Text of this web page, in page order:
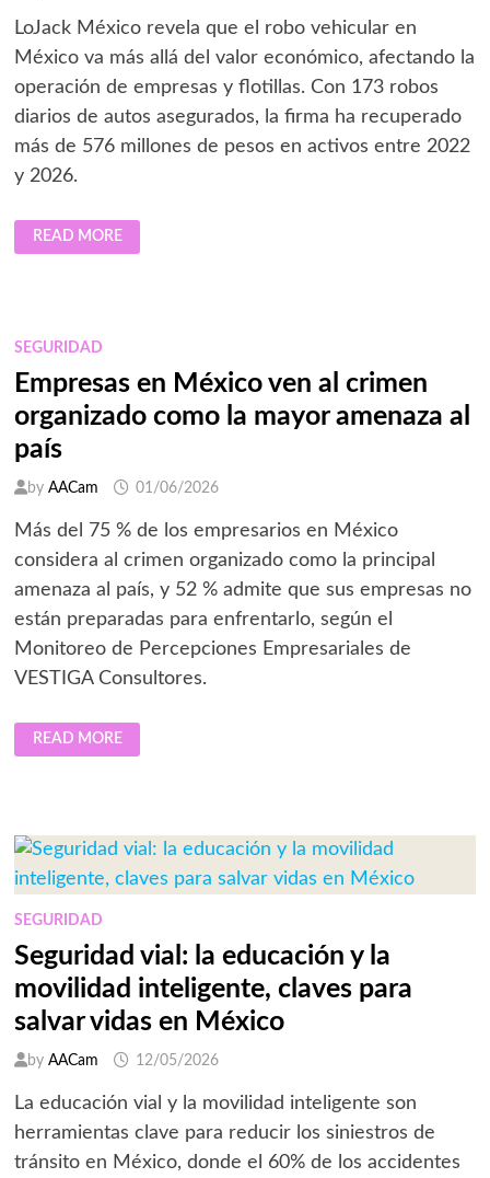
LoJack México revela que el robo vehicular en
México va más allá del valor económico, afectando la
operación de empresas y flotillas. Con 173 robos
diarios de autos asegurados, la firma ha recuperado
más de 576 millones de pesos en activos entre 2022
y 2026.
EL
COSTO
INVISIBLE
DEL
DE
LA
UNIDAD
READ MORE
SEGURIDAD
Empresas en México ven al crimen
organizado como la mayor amenaza al
país
by AACam 01/06/2026
Más del 75 % de los empresarios en México
considera al crimen organizado como la principal
amenaza al país, y 52 % admite que sus empresas no
están preparadas para enfrentarlo, según el
Monitoreo de Percepciones Empresariales de
VESTIGA Consultores.
EMPRESAS
EN
MÉXICO
COMO
LA
MAYOR
AMENAZA
AL
PAÍS
READ MORE
SEGURIDAD
Seguridad vial: la educación y la
movilidad inteligente, claves para
salvar vidas en México
by AACam 12/05/2026
La educación vial y la movilidad inteligente son
herramientas clave para reducir los siniestros de
tránsito en México, donde el 60% de los accidentes